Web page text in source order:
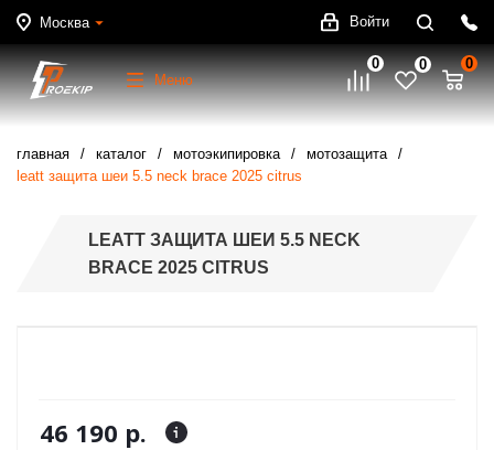
Москва Войти
Меню
0 0 0
главная каталог мотоэкипировка
мотозащита
leatt защита шеи 5.5 neck brace 2025 citrus
LEATT ЗАЩИТА ШЕИ 5.5 NECK
BRACE 2025 CITRUS
46 190 р.